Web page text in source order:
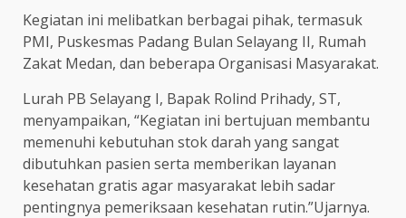
Kegiatan ini melibatkan berbagai pihak, termasuk
PMI, Puskesmas Padang Bulan Selayang II, Rumah
Zakat Medan, dan beberapa Organisasi Masyarakat.
Lurah PB Selayang I, Bapak Rolind Prihady, ST,
menyampaikan, “Kegiatan ini bertujuan membantu
memenuhi kebutuhan stok darah yang sangat
dibutuhkan pasien serta memberikan layanan
kesehatan gratis agar masyarakat lebih sadar
pentingnya pemeriksaan kesehatan rutin.”Ujarnya.